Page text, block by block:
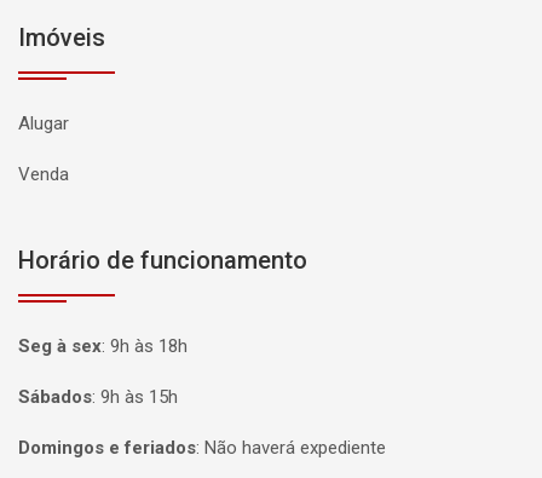
Imóveis
Alugar
Venda
Horário de funcionamento
Seg à sex: 9h às 18h
Sábados: 9h às 15h
Domingos e feriados: Não haverá expediente